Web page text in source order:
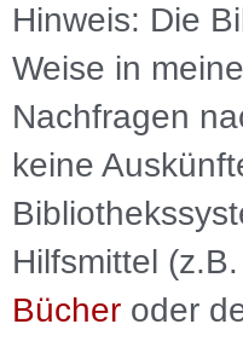
Hinweis: Die
Weise in
Nachfragen
keine
Hilfsmittel
Bücher oder